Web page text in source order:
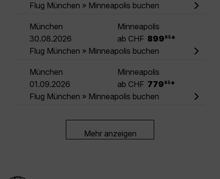
Flug München » Minneapolis buchen
München
Minneapolis
30.08.2026
ab CHF 899 95 *
Flug München » Minneapolis buchen
München
Minneapolis
01.09.2026
ab CHF 779 95 *
Flug München » Minneapolis buchen
Mehr anzeigen